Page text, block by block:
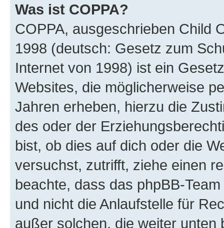
Was ist COPPA?
COPPA, ausgeschrieben Child
1998 (deutsch: Gesetz zum
Internet von 1998) ist ein
Websites, die möglicherweise
Jahren erheben, hierzu die
des oder der
bist, ob dies auf dich oder die
versuchst, zutrifft, ziehe einen
beachte, dass das phpBB-
und nicht die Anlaufstelle für
außer solchen, die weiter unten